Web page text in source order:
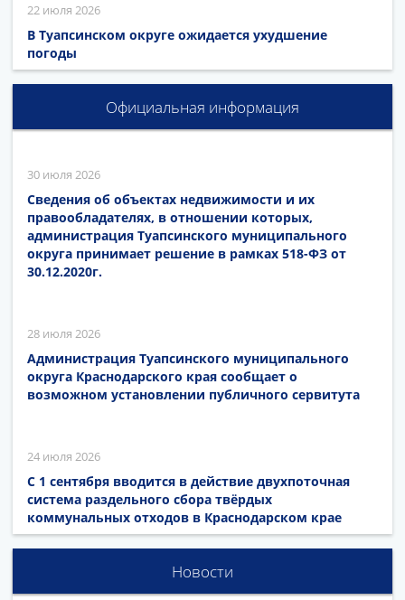
22 июля 2026
В Туапсинском округе ожидается ухудшение
погоды
Официальная информация
30 июля 2026
Сведения об объектах недвижимости и их
правообладателях, в отношении которых,
администрация Туапсинского муниципального
округа принимает решение в рамках 518-ФЗ от
30.12.2020г.
28 июля 2026
Администрация Туапсинского муниципального
округа Краснодарского края сообщает о
возможном установлении публичного сервитута
24 июля 2026
С 1 сентября вводится в действие двухпоточная
система раздельного сбора твёрдых
коммунальных отходов в Краснодарском крае
Новости